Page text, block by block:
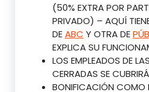
(50% EXTRA POR
PRIVADO) – AQUÍ
DEABC Y OTRA DE
EXPLICA SU
LOS EMPLEADOS DE
CERRADAS SE
BONIFICACIÓN COMO